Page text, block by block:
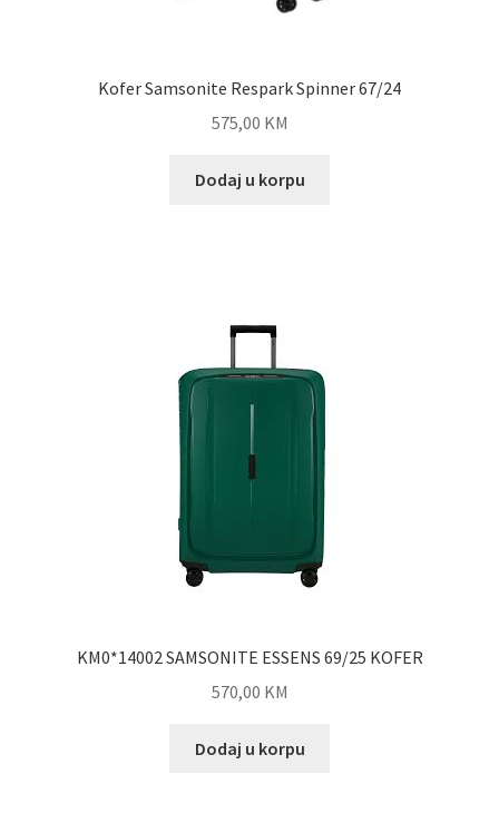
Kofer Samsonite Respark Spinner 67/24
575,00 KM
Dodaj u korpu
KM0*14002 SAMSONITE ESSENS 69/25 KOFER
570,00 KM
Dodaj u korpu